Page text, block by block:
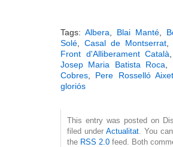
Tags: Albera Blai Manté,
Solé ,Casal de Montserrat
Front d'Alliberament Català
Josep Maria Batista Roca
Cobres
Pere Rosselló
gloriós
This entry was posted on
filed under Actualitat. You
the RSS 2.0 feed. Both